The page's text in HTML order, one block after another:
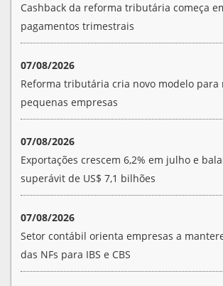
Cashback da reforma tributária começa
pagamentos trimestrais
07/08/2026
Reforma tributária cria novo modelo para
pequenas empresas
07/08/2026
Exportações crescem 6,2% em julho e
superávit de US$ 7,1 bilhões
07/08/2026
Setor contábil orienta empresas a
das NFs para IBS e CBS